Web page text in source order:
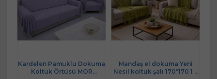
Kardelen Pamuklu Dokuma
Koltuk Örtüsü MOR
Mandaş el dokuma Yeni
Nesil koltuk şalı 170*170 1 li